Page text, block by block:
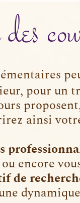
pour un
ainsi
encore
de